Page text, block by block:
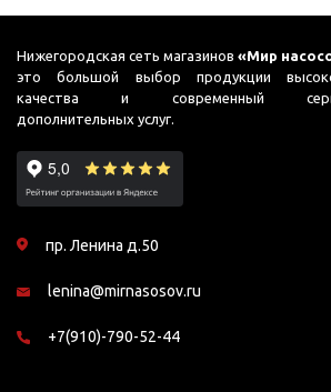
Нижегородская сеть магазинов«Мир
это большой выбор продукции
качества и современный
дополнительных услуг.
пр. Ленина д.50
lenina@mirnasosov.ru
+7(910)-790-52-44